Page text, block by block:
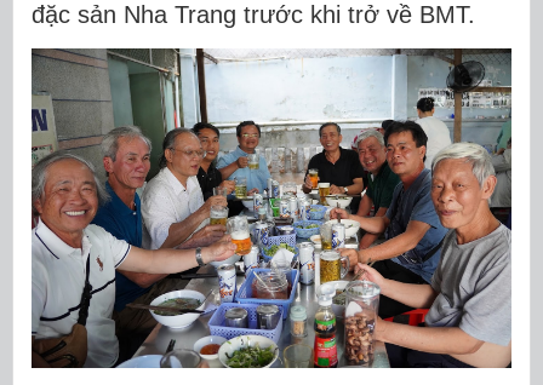
đặc sản Nha Trang trước khi trở về BMT.